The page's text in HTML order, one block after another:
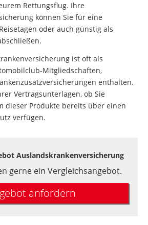
Rettungsflug. Ihre
können Sie für eine
oder auch günstig als
ist oft als
Mitgliedschaften,
enthalten.
Vertragsunterlagen, ob Sie
dieser Produkte bereits über einen
verfügen.
Auslandskrankenversicherung
gerne ein Vergleichsangebot.
anfordern